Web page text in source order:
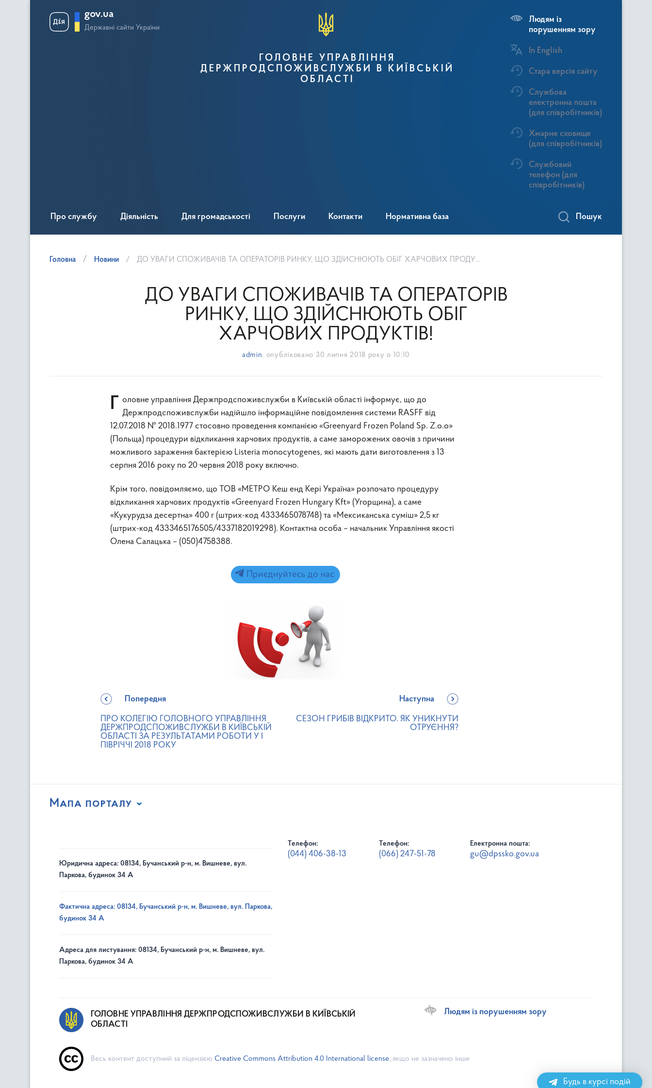
gov.ua
Державні сайти України
ГОЛОВНЕ УПРАВЛІННЯ
ДЕРЖПРОДСПОЖИВСЛУЖБИ В КИЇВСЬКІЙ
ОБЛАСТІ
Людям із
порушенням зору
In English
Стара версія сайту
Службова
електронна пошта
(для співробітників)
Хмарне сховище
(для співробітників)
Службовий
телефон (для
співробітників)
Про службу Діяльність Для громадськості Послуги Контакти Нормативна база Пошук
Головна Новини ДО УВАГИ СПОЖИВАЧІВ ТА ОПЕРАТОРІВ РИНКУ, ЩО ЗДІЙСНЮЮТЬ ОБІГ ХАРЧОВИХ ПРОДУКТІВ!
ДО УВАГИ СПОЖИВАЧІВ ТА ОПЕРАТОРІВ
РИНКУ, ЩО ЗДІЙСНЮЮТЬ ОБІГ
ХАРЧОВИХ ПРОДУКТІВ!
admin, опубліковано 30 липня 2018 року о 10:10
Головне управління Держпродспоживслужби в Київській області інформує, що до
Держпродспоживслужби надійшло інформаційне повідомлення системи RASFF від
12.07.2018 № 2018.1977 стосовно проведення компанією «Greenyard Frozen Poland Sp. Z.o.o»
(Польща) процедури відкликання харчових продуктів, а саме заморожених овочів з причини
можливого зараження бактерією Listeria monocytogenes, які мають дати виготовлення з 13
серпня 2016 року по 20 червня 2018 року включно.
Крім того, повідомляємо, що ТОВ «МЕТРО Кеш енд Кері Україна» розпочато процедуру
відкликання харчових продуктів «Greenyard Frozen Hungary Kft» (Угорщина), а саме
«Кукурудза десертна» 400 г (штрих-код 4333465078748) та «Мексиканська суміш» 2,5 кг
(штрих-код 4333465176505/4337182019298). Контактна особа – начальник Управління якості
Олена Салацька – (050)4758388.
Приєднуйтесь до нас
Попередня
ПРО КОЛЕГІЮ ГОЛОВНОГО УПРАВЛІННЯ
ДЕРЖПРОДСПОЖИВСЛУЖБИ В КИЇВСЬКІЙ
ОБЛАСТІ ЗА РЕЗУЛЬТАТАМИ РОБОТИ У І
ПІВРІЧЧІ 2018 РОКУ
Наступна
СЕЗОН ГРИБІВ ВІДКРИТО. ЯК УНИКНУТИ
ОТРУЄННЯ?
Мапа порталу
Юридична адреса: 08134, Бучанський р-н, м. Вишневе, вул.
Паркова, будинок 34 А
Фактична адреса: 08134, Бучанський р-н, м. Вишневе, вул. Паркова,
будинок 34 А
Адреса для листування: 08134, Бучанський р-н, м. Вишневе, вул.
Паркова, будинок 34 А
Телефон:
(044) 406-38-13
Телефон:
(066) 247-51-78
Електронна пошта:
gu@dpssko.gov.ua
ГОЛОВНЕ УПРАВЛІННЯ ДЕРЖПРОДСПОЖИВСЛУЖБИ В КИЇВСЬКІЙ
ОБЛАСТІ
Людям із порушенням зору
Весь контент доступний за ліцензією Creative Commons Attribution 4.0 International license, якщо не зазначено інше
Будь в курсі подій